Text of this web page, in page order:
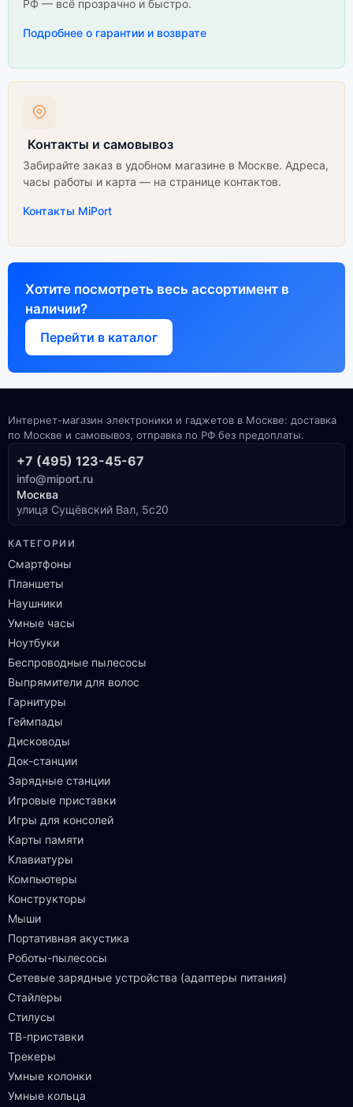
РФ — всё прозрачно и быстро.
Подробнее о гарантии и возврате
Контакты и самовывоз
Забирайте заказ в удобном магазине в Москве. Адреса,
часы работы и карта — на странице контактов.
Контакты MiPort
Хотите посмотреть весь ассортимент в
наличии?
Перейти в каталог
Интернет-магазин электроники и гаджетов в Москве: доставка
по Москве и самовывоз, отправка по РФ без предоплаты.
+7 (495) 123-45-67
info@miport.ru
Москва
улица Сущёвский Вал, 5с20
КАТЕГОРИИ
Смартфоны
Планшеты
Наушники
Умные часы
Ноутбуки
Беспроводные пылесосы
Выпрямители для волос
Гарнитуры
Геймпады
Дисководы
Док-станции
Зарядные станции
Игровые приставки
Игры для консолей
Карты памяти
Клавиатуры
Компьютеры
Конструкторы
Мыши
Портативная акустика
Роботы-пылесосы
Сетевые зарядные устройства (адаптеры питания)
Стайлеры
Стилусы
ТВ-приставки
Трекеры
Умные колонки
Умные кольца